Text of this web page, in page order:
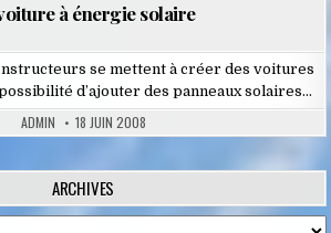
à énergie solaire
se mettent à créer des voitures
d’ajouter des panneaux solaires…
ADMIN 18 JUIN 2008
ARCHIVES